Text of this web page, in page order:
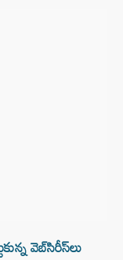
వెబ్‌సిరీస్‌లు